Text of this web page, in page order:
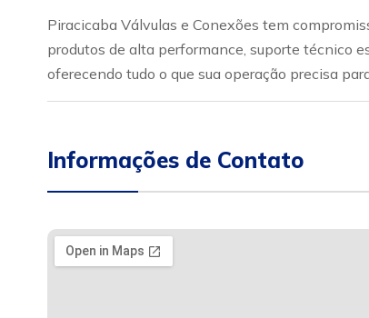
Piracicaba Válvulas e Conexões tem
produtos de alta performance, suporte técnico
oferecendo tudo o que sua operação precisa
Informações de Contato